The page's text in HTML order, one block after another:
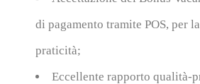
di pagamentotramite POS, per
praticità;
Eccellente rapporto qualità-